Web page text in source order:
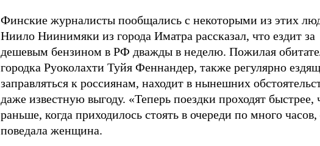
Финские журналисты пообщались с некоторыми из этих
Ниило Ниинимяки из города Иматра рассказал, что ездит за
дешевым бензином в РФ дважды в неделю. Пожилая
городка Руоколахти Туйя Феннандер, также регулярно
заправляться к россиянам, находит в нынешних
даже известную выгоду. «Теперь поездки проходят быстрее,
раньше, когда приходилось стоять в очереди по много часов,
поведала женщина.